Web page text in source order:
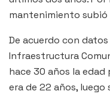
mantenimiento
De acuerdo con
Infraestructura
hace 30 años la
era de 22 años, luego